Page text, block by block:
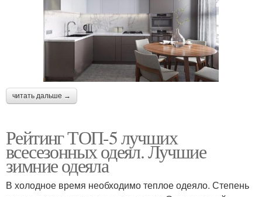
читать дальше →
Рейтинг ТОП-5 лучших
всесезонных одеял. Лучшие
зимние одеяла
В холодное время необходимо теплое одеяло. Степень